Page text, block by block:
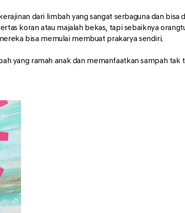
dari limbah yang sangat serbaguna dan
koran atau majalah bekas, tapi sebaiknya
bisa memulai membuat prakarya sendiri.
yang ramah anak dan memanfaatkan sampah tak